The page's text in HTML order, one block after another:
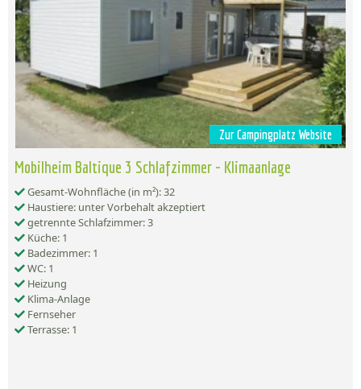
Zur Campingplatz Website
Mobilheim Baltique 3 Schlafzimmer - Klimaanlage
Gesamt-Wohnfläche (in m²): 32
Haustiere: unter Vorbehalt akzeptiert
getrennte Schlafzimmer: 3
Küche: 1
Badezimmer: 1
WC: 1
Heizung
Klima-Anlage
Fernseher
Terrasse: 1